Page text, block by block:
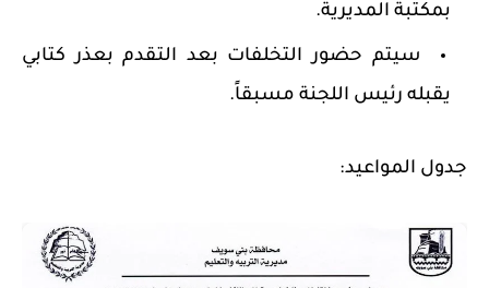
بمكتبة المديرية.
سيتم حضور التخلفات بعد التقدم بعذر كتابي
يقبله رئيس اللجنة مسبقاً.
جدول المواعيد: